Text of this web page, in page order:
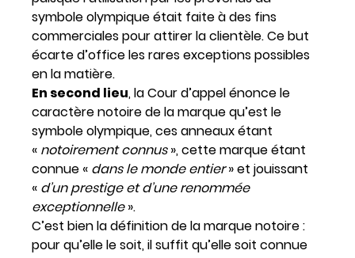
symbole olympique était faite à des fins
commerciales pour attirer la clientèle. Ce but
écarte d’office les rares exceptions possibles
en la matière.
En second lieu, la Cour d’appel énonce le
caractère notoire de la marque qu’est le
symbole olympique, ces anneaux étant
« notoirement connus», cette marque étant
connue « dans le monde entier» et jouissant
« d’un prestige et d’une renommée
exceptionnelle».
C’est bien la définition de la marque notoire :
pour qu’elle le soit, il suffit qu’elle soit connue